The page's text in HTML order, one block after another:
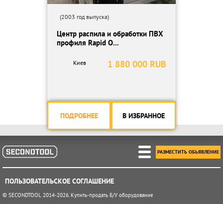
(2003 год выпуска)
Центр распила и обработки ПВХ
профиля Rapid O...
1 880 000 RUB
Киев
ПОДРОБНЕЕ В ИЗБРАННОЕ
ПОЛЬЗОВАТЕЛЬСКОЕ СОГЛАШЕНИЕ
РАЗМЕСТИТЬ ОБЬЯВЛЕНИЕ
© SECONDTOOL 2014-2026. Купить-продать Б/У оборудование